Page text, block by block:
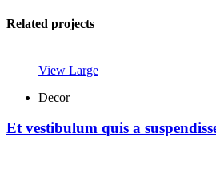
Related projects
View Large
Decor
Et vestibulum quis a